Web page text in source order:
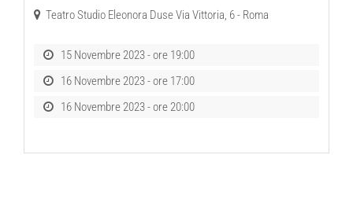
Teatro Studio Eleonora Duse Via Vittoria, 6 - Roma
15 Novembre 2023 - ore 19:00
16 Novembre 2023 - ore 17:00
16 Novembre 2023 - ore 20:00